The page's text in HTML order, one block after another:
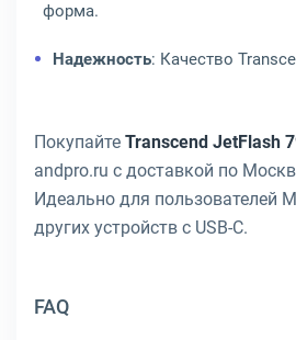
форма.
Надежность: Качество
Покупайте Transcend JetFlash
andpro.ru с доставкой по
Идеально для пользователей
других устройств с USB-C.
FAQ